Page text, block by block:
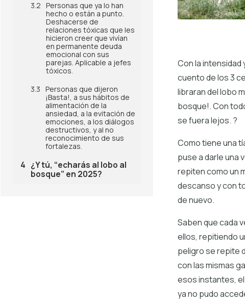
Personas que ya lo han
hecho o están a punto.
Deshacerse de
relaciones tóxicas que les
hicieron creer que vivían
en permanente deuda
emocional con sus
parejas. Aplicable a jefes
tóxicos.
Personas que dijeron
¡Basta!, a sus hábitos de
alimentación de la
ansiedad, a la evitación de
emociones, a los diálogos
destructivos, y al no
reconocimiento de sus
fortalezas.
¿Y tú, “echarás al lobo al
bosque” en 2025?
Con la intensidad
cuento de los 3
libraran del lobo
bosque!. Con
se fuera lejos. ?
Como tiene una
puse a darle una
repiten como un
descanso y con
de nuevo.
Saben que cada
ellos, repitiendo
peligro se repite
con las mismas
esos instantes, el
ya no pudo